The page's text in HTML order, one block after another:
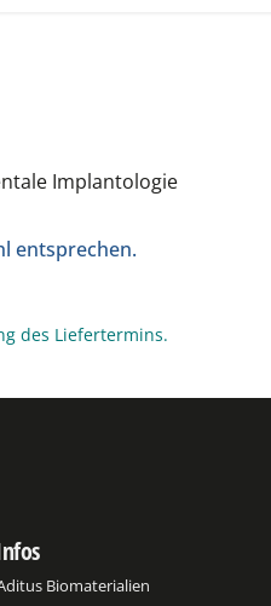
Implantologie
entsprechen.
des Liefertermins.
Biomaterialien